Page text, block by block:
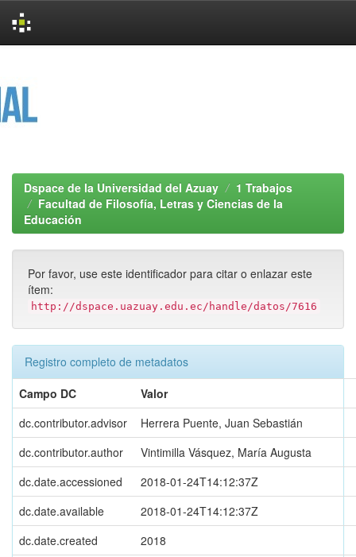
Dspace de la Universidad del Azuay
1 Trabajos
Facultad de Filosofía, Letras y Ciencias de la
Educación
Por favor, use este identificador para citar o enlazar este
ítem:
http://dspace.uazuay.edu.ec/handle/datos/7616
Registro completo de metadatos
Campo DC
Valor
dc.contributor.advisor
Herrera Puente, Juan Sebastián
dc.contributor.author
Vintimilla Vásquez, María Augusta
dc.date.accessioned
2018-01-24T14:12:37Z
dc.date.available
2018-01-24T14:12:37Z
dc.date.created
2018